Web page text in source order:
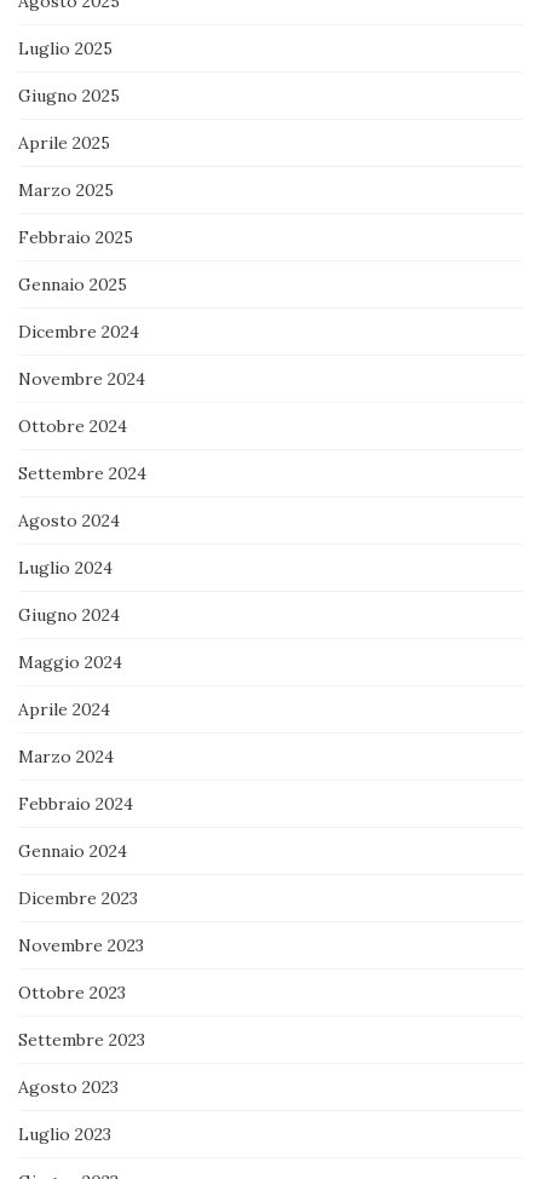
Luglio 2025
Giugno 2025
Aprile 2025
Marzo 2025
Febbraio 2025
Gennaio 2025
Dicembre 2024
Novembre 2024
Ottobre 2024
Settembre 2024
Agosto 2024
Luglio 2024
Giugno 2024
Maggio 2024
Aprile 2024
Marzo 2024
Febbraio 2024
Gennaio 2024
Dicembre 2023
Novembre 2023
Ottobre 2023
Settembre 2023
Agosto 2023
Luglio 2023